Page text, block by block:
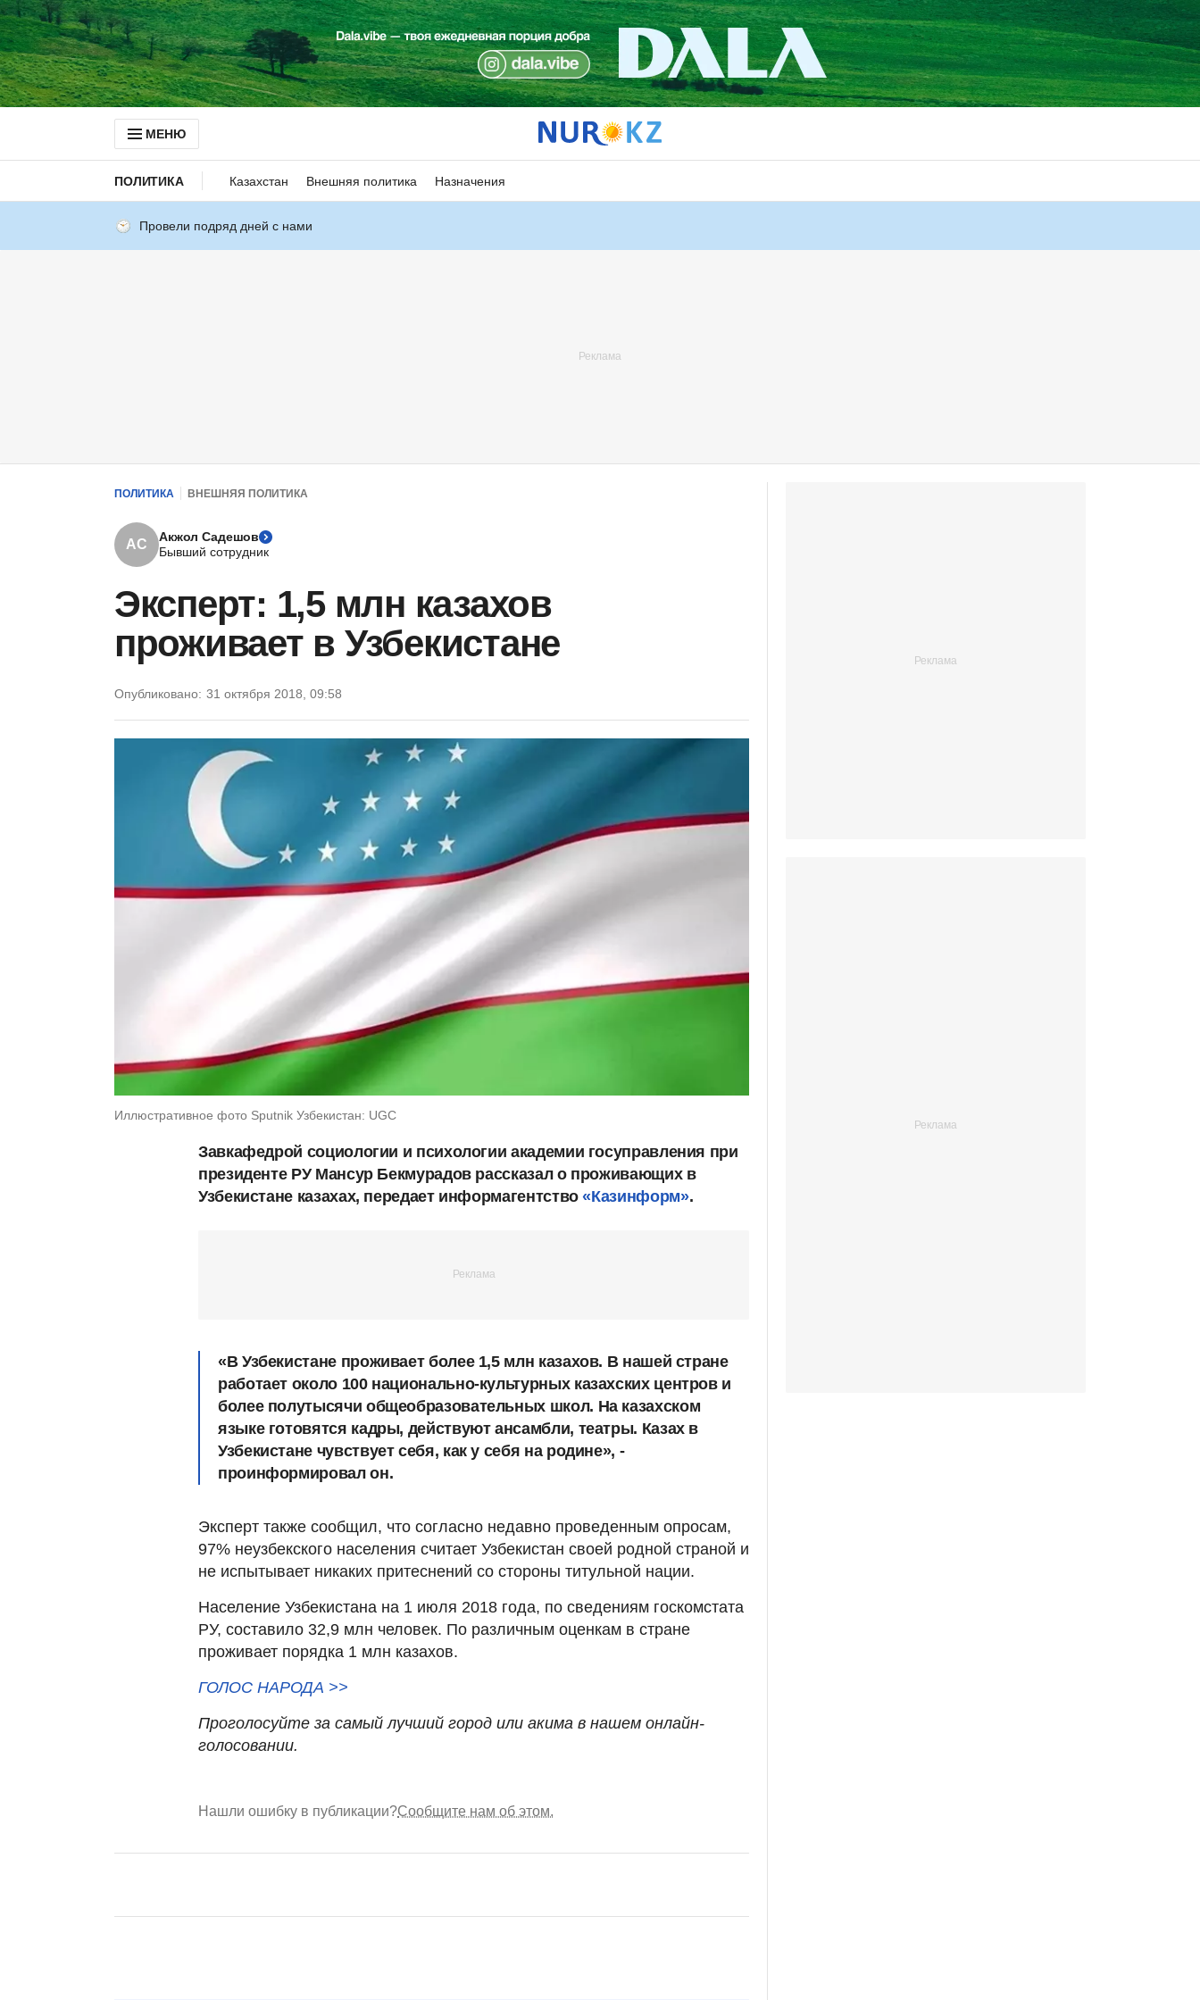
МЕНЮ
ПОЛИТИКА Казахстан Внешняя политика Назначения
Провели подряд дней с нами
ПОЛИТИКА ВНЕШНЯЯ ПОЛИТИКА
АС
Акжол Садешов
Бывший сотрудник
Эксперт: 1,5 млн казахов
проживает в Узбекистане
Опубликовано: 31 октября 2018, 09:58
Иллюстративное фото Sputnik Узбекистан: UGC
Завкафедрой социологии и психологии академии госуправления при
президенте РУ Мансур Бекмурадов рассказал о проживающих в
Узбекистане казахах, передает информагентство«Казинформ».
«В Узбекистане проживает более 1,5 млн казахов. В нашей стране
работает около 100 национально-культурных казахских центров и
более полутысячи общеобразовательных школ. На казахском
языке готовятся кадры, действуют ансамбли, театры. Казах в
Узбекистане чувствует себя, как у себя на родине», -
проинформировал он.
Эксперт также сообщил, что согласно недавно проведенным опросам,
97% неузбекского населения считает Узбекистан своей родной страной и
не испытывает никаких притеснений со стороны титульной нации.
Население Узбекистана на 1 июля 2018 года, по сведениям госкомстата
РУ, составило 32,9 млн человек. По различным оценкам в стране
проживает порядка 1 млн казахов.
ГОЛОС НАРОДА >>
Проголосуйте за самый лучший город или акима в нашем онлайн-
голосовании.
Нашли ошибку в публикации?Сообщите нам об этом.